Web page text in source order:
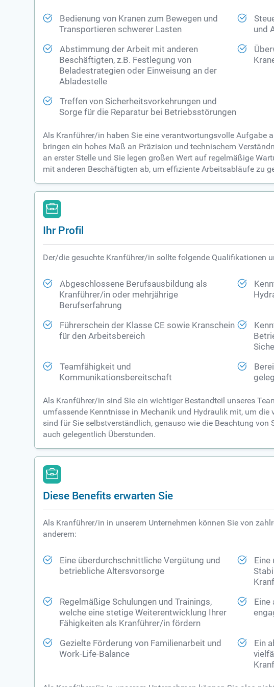
Bedienung von Kranen zum Bewegen und
Transportieren schwerer Lasten
und
Abstimmung der Arbeit mit anderen
Beschäftigten, z.B. Festlegung von
Beladestrategien oder Einweisung an der
Abladestelle
Treffen von Sicherheitsvorkehrungen und
Sorge für die Reparatur bei Betriebsstörungen
Als Kranführer/in haben Sie eine verantwortungsvolle Aufgabe
bringen ein hohes Maß an Präzision und technischem
an erster Stelle und Sie legen großen Wert auf regelmäßige
mit anderen Beschäftigten ab, um effiziente Arbeitsabläufe zu
Ihr Profil
Der/die gesuchte Kranführer/in sollte folgende Qualifikationen
Abgeschlossene Berufsausbildung als
Kranführer/in oder mehrjährige
Berufserfahrung
Führerschein der Klasse CE sowie Kranschein
für den Arbeitsbereich
Teamfähigkeit und
Kommunikationsbereitschaft
Als Kranführer/in sind Sie ein wichtiger Bestandteil unseres
umfassende Kenntnisse in Mechanik und Hydraulik mit, um
sind für Sie selbstverständlich, genauso wie die Beachtung
auch gelegentlich Überstunden.
Diese Benefits erwarten Sie
Als Kranführer/in in unserem Unternehmen können Sie von
anderem:
Eine überdurchschnittliche Vergütung und
betriebliche Altersvorsorge
Eine
Regelmäßige Schulungen und Trainings,
welche eine stetige Weiterentwicklung Ihrer
Fähigkeiten als Kranführer/in fördern
Eine
Gezielte Förderung von Familienarbeit und
Work-Life-Balance
Ein